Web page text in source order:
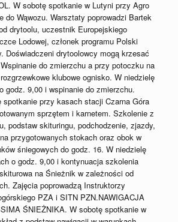
W sobotę spotkanie w Lutyni przy Agro
do Wąwozu. Warsztaty poprowadzi Bartek
drytoolu, uczestnik Europejskiego
Lodowej, członek programu Polski
Doświadczeni drytoolowcy mogą krzesać
do zmierzchu a przy potoczku na
klubowe ognisko. W niedzielę
godz. 9,00 i wspinanie do zmierzchu.
spotkanie przy kasach stacji Czarna Góra
sprzętem i karnetem. Szkolenie z
podstaw skituringu, podchodzenie, zjazdy,
przygotowanych stokach oraz obok w
śniegowych do godz. 16. W niedzielę
o godz. 9,00 i kontynuacja szkolenia
na Śnieżnik w zależności od
Zajęcia poprowadzą Instruktorzy
PZA i SITN PZN.NAWIGACJA
ŚNIEŻNIKA. W sobotę spotkanie w